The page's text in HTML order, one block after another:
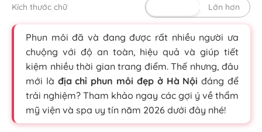
Kích thước chữ Lớn hơn
Phun môi đã và đang được rất nhiều người ưa
chuộng với độ an toàn, hiệu quả và giúp tiết
kiệm nhiều thời gian trang điểm. Thế nhưng, đâu
mới là địa chỉ phun môi đẹp ở Hà Nội đáng để
trải nghiệm? Tham khảo ngay các gợi ý về thẩm
mỹ viện và spa uy tín năm 2026 dưới đây nhé!